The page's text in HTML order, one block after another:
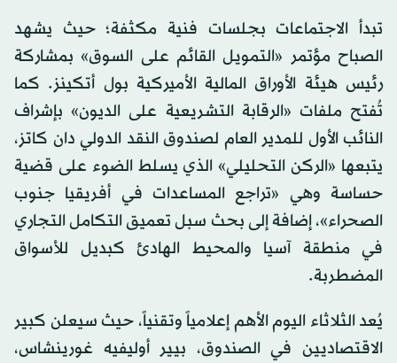
تبدأ الاجتماعات بجلسات فنية مكثفة؛ حيث يشهد
الصباح مؤتمر «التمويل القائم على السوق» بمشاركة
رئيس هيئة الأوراق المالية الأميركية بول أتكينز. كما
تُفتح ملفات «الرقابة التشريعية على الديون» بإشراف
النائب الأول للمدير العام لصندوق النقد الدولي دان كاتز،
يتبعها «الركن التحليلي» الذي يسلط الضوء على قضية
حساسة وهي «تراجع المساعدات في أفريقيا جنوب
الصحراء»، إضافة إلى بحث سبل تعميق التكامل التجاري
في منطقة آسيا والمحيط الهادئ كبديل للأسواق
المضطربة.
يُعد الثلاثاء اليوم الأهم إعلامياً وتقنياً، حيث سيعلن كبير
الاقتصاديين في الصندوق، بيير أوليفيه غورينشاس،